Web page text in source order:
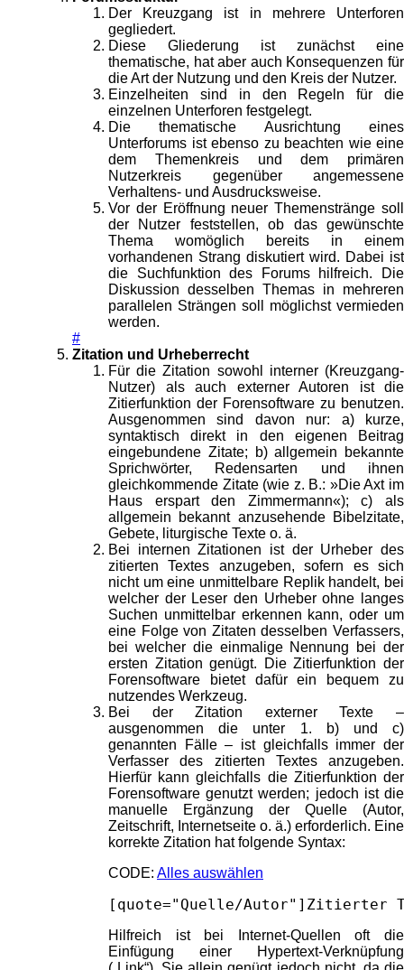
Der Kreuzgang ist in mehrere Unterforen
gegliedert.
Diese Gliederung ist zunächst eine
thematische, hat aber auch Konsequenzen für
die Art der Nutzung und den Kreis der Nutzer.
Einzelheiten sind in den Regeln für die
einzelnen Unterforen festgelegt.
Die thematische Ausrichtung eines
Unterforums ist ebenso zu beachten wie eine
dem Themenkreis und dem primären
Nutzerkreis gegenüber angemessene
Verhaltens- und Ausdrucksweise.
Vor der Eröffnung neuer Themenstränge soll
der Nutzer feststellen, ob das gewünschte
Thema womöglich bereits in einem
vorhandenen Strang diskutiert wird. Dabei ist
die Suchfunktion des Forums hilfreich. Die
Diskussion desselben Themas in mehreren
parallelen Strängen soll möglichst vermieden
werden.
#
Zitation und Urheberrecht
Für die Zitation sowohl interner (Kreuzgang-
Nutzer) als auch externer Autoren ist die
Zitierfunktion der Forensoftware zu benutzen.
Ausgenommen sind davon nur: a) kurze,
syntaktisch direkt in den eigenen Beitrag
eingebundene Zitate; b) allgemein bekannte
Sprichwörter, Redensarten und ihnen
gleichkommende Zitate (wie z. B.: »Die Axt im
Haus erspart den Zimmermann«); c) als
allgemein bekannt anzusehende Bibelzitate,
Gebete, liturgische Texte o. ä.
Bei internen Zitationen ist der Urheber des
zitierten Textes anzugeben, sofern es sich
nicht um eine unmittelbare Replik handelt, bei
welcher der Leser den Urheber ohne langes
Suchen unmittelbar erkennen kann, oder um
eine Folge von Zitaten desselben Verfassers,
bei welcher die einmalige Nennung bei der
ersten Zitation genügt. Die Zitierfunktion der
Forensoftware bietet dafür ein bequem zu
nutzendes Werkzeug.
Bei der Zitation externer Texte –
ausgenommen die unter 1. b) und c)
genannten Fälle – ist gleichfalls immer der
Verfasser des zitierten Textes anzugeben.
Hierfür kann gleichfalls die Zitierfunktion der
Forensoftware genutzt werden; jedoch ist die
manuelle Ergänzung der Quelle (Autor,
Zeitschrift, Internetseite o. ä.) erforderlich. Eine
korrekte Zitation hat folgende Syntax:
CODE: Alles auswählen
[quote="Quelle/Autor"]Zitierter
Hilfreich ist bei Internet-Quellen oft die
Einfügung einer Hypertext-Verknüpfung